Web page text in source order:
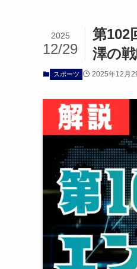
第102
澤の
2025
12/29
スポーツ 2025年12月